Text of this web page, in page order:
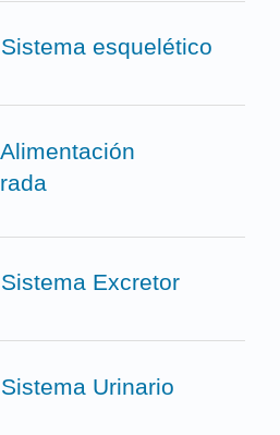
esquelético
Excretor
Urinario